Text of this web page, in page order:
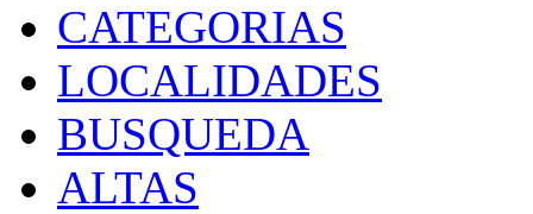
CATEGORIAS
LOCALIDADES
BUSQUEDA
ALTAS